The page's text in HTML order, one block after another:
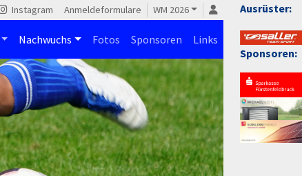
Ausrüster:
Sponsoren:
Instagram Anmeldeformulare WM 2026
Nachwuchs Fotos Sponsoren Links